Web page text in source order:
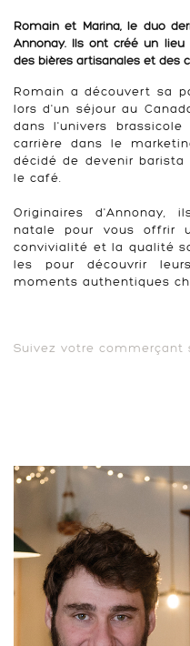
Romain et Marina, le duo
Annonay. Ils ont créé un lieu
des bières artisanales et des
Romain a découvert sa
lors d'un séjour au
dans l'univers
carrière dans le
décidé de devenir
le café.
Originaires d'Annonay,
natale pour vous offrir
convivialité et la qualité
les pour découvrir
moments authentiques
Suivez votre commerçant